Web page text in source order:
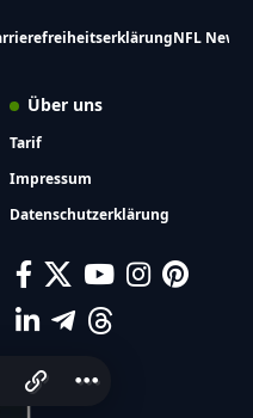
NFL News
Über uns
Tarif
Impressum
Datenschutzerklärung